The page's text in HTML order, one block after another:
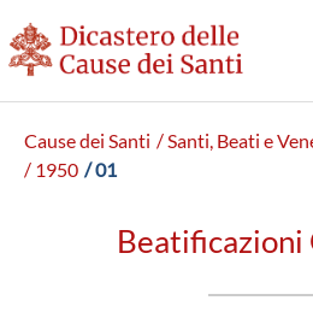
Cause dei Santi / Santi, Beati e
/ 1950 / 01
Beatificazioni